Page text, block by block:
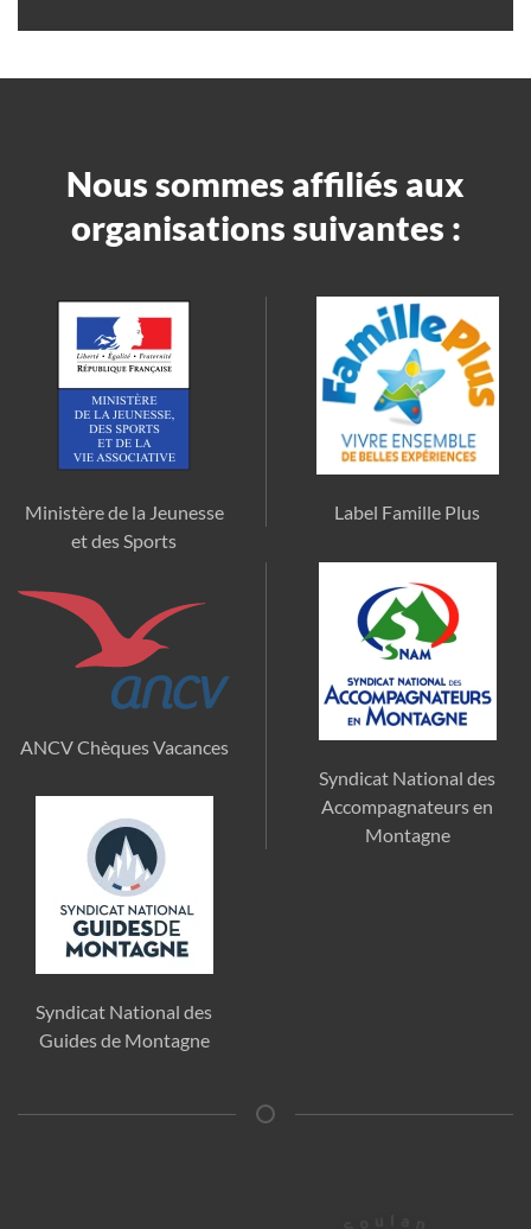
Nous sommes affiliés aux
organisations suivantes :
Ministère de la Jeunesse
et des Sports
Label Famille Plus
ANCV Chèques Vacances
Syndicat National des
Accompagnateurs en
Montagne
Syndicat National des
Guides de Montagne